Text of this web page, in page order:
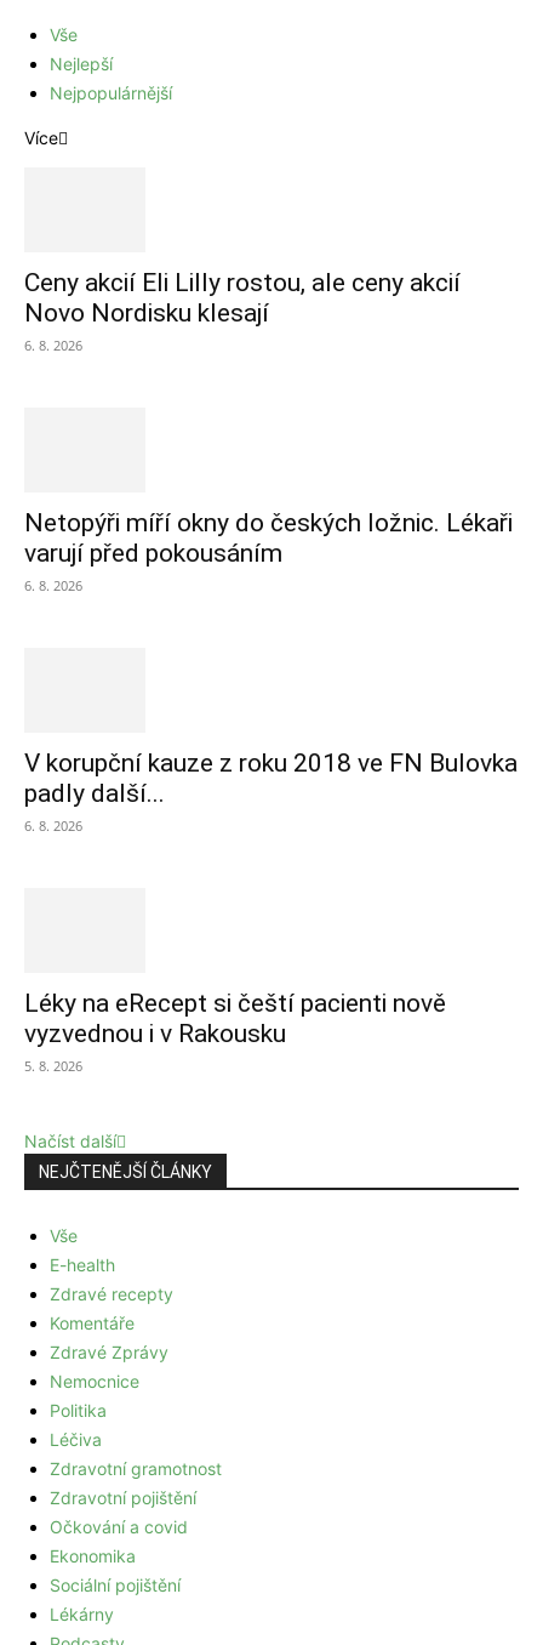
Vše
Nejlepší
Nejpopulárnější
Více
Ceny akcií Eli Lilly rostou, ale ceny akcií
Novo Nordisku klesají
6. 8. 2026
Netopýři míří okny do českých ložnic. Lékaři
varují před pokousáním
6. 8. 2026
V korupční kauze z roku 2018 ve FN Bulovka
padly další...
6. 8. 2026
Léky na eRecept si čeští pacienti nově
vyzvednou i v Rakousku
5. 8. 2026
Načíst další
NEJČTENĚJŠÍ ČLÁNKY
Vše
E-health
Zdravé recepty
Komentáře
Zdravé Zprávy
Nemocnice
Politika
Léčiva
Zdravotní gramotnost
Zdravotní pojištění
Očkování a covid
Ekonomika
Sociální pojištění
Lékárny